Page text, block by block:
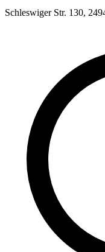
Schleswiger Str. 130,